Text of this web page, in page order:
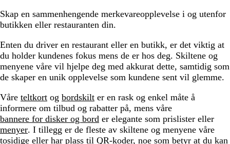
Skap en sammenhengende merkevareopplevelse i og utenfor
butikken eller restauranten din.
Enten du driver en restaurant eller en butikk, er det viktig at
du holder kundenes fokus mens de er hos deg. Skiltene og
menyene våre vil hjelpe deg med akkurat dette, samtidig som
de skaper en unik opplevelse som kundene sent vil glemme.
Våre teltkort og bordskilt er en rask og enkel måte å
informere om tilbud og rabatter på, mens våre
bannere for disker og bord er elegante som prislister eller
menyer. I tillegg er de fleste av skiltene og menyene våre
tosidige eller har plass til QR-koder, noe som betyr at du kan